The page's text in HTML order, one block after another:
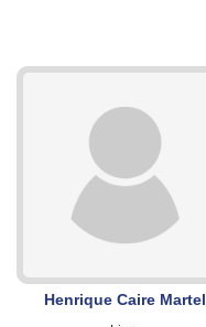
Henrique Caire Martel